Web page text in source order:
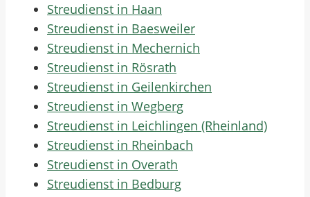
Streudienst in Haan
Streudienst in Baesweiler
Streudienst in Mechernich
Streudienst in Rösrath
Streudienst in Geilenkirchen
Streudienst in Wegberg
Streudienst in Leichlingen (Rheinland)
Streudienst in Rheinbach
Streudienst in Overath
Streudienst in Bedburg